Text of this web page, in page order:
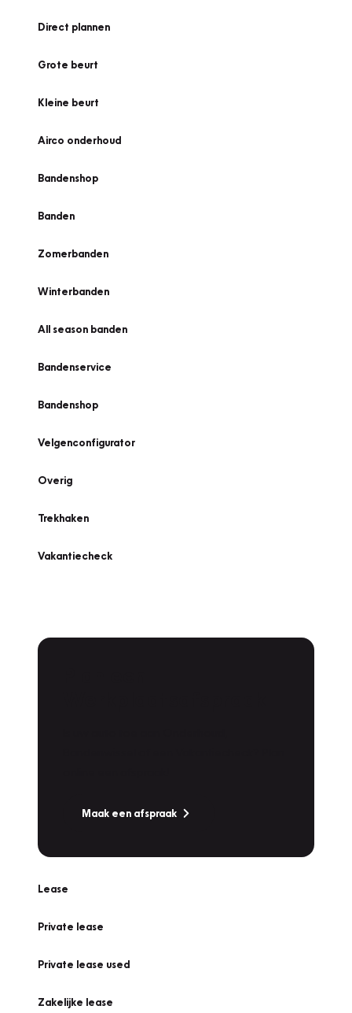
Direct plannen
Grote beurt
Kleine beurt
Airco onderhoud
Bandenshop
Banden
Zomerbanden
Winterbanden
All season banden
Bandenservice
Bandenshop
Velgenconfigurator
Overig
Trekhaken
Vakantiecheck
Maak een afspraak
Lease
Private lease
Private lease used
Zakelijke lease